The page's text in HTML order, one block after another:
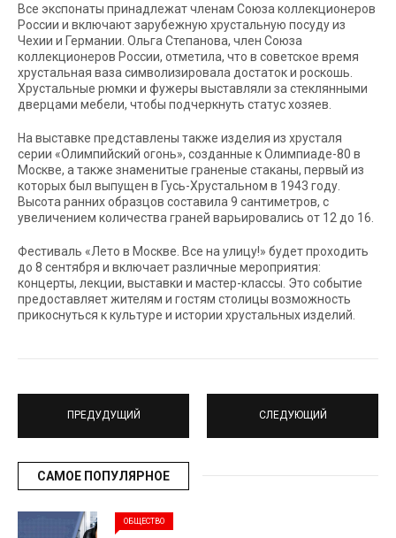
Все экспонаты принадлежат членам Союза коллекционеров
России и включают зарубежную хрустальную посуду из
Чехии и Германии. Ольга Степанова, член Союза
коллекционеров России, отметила, что в советское время
хрустальная ваза символизировала достаток и роскошь.
Хрустальные рюмки и фужеры выставляли за стеклянными
дверцами мебели, чтобы подчеркнуть статус хозяев.
На выставке представлены также изделия из хрусталя
серии «Олимпийский огонь», созданные к Олимпиаде-80 в
Москве, а также знаменитые граненые стаканы, первый из
которых был выпущен в Гусь-Хрустальном в 1943 году.
Высота ранних образцов составила 9 сантиметров, с
увеличением количества граней варьировались от 12 до 16.
Фестиваль «Лето в Москве. Все на улицу!» будет проходить
до 8 сентября и включает различные мероприятия:
концерты, лекции, выставки и мастер-классы. Это событие
предоставляет жителям и гостям столицы возможность
прикоснуться к культуре и истории хрустальных изделий.
ПРЕДУДУЩИЙ СЛЕДУЮЩИЙ
САМОЕ ПОПУЛЯРНОЕ
ОБЩЕСТВО